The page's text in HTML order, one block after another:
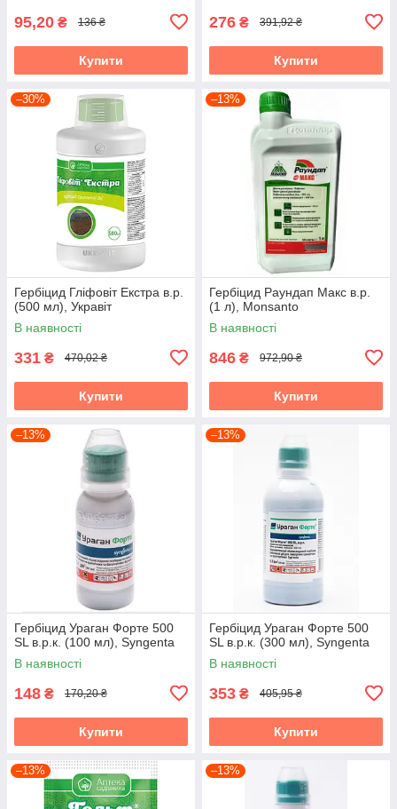
95,20 ₴ 136 ₴
Купити
276 ₴ 391,92 ₴
Купити
–30%
Гербіцид Гліфовіт Екстра в.р.
(500 мл), Укравіт
В наявності
331 ₴ 470,02 ₴
Купити
–13%
Гербіцид Раундап Макс в.р.
(1 л), Monsanto
В наявності
846 ₴ 972,90 ₴
Купити
–13%
Гербіцид Ураган Форте 500
SL в.р.к. (100 мл), Syngenta
В наявності
148 ₴ 170,20 ₴
Купити
–13%
Гербіцид Ураган Форте 500
SL в.р.к. (300 мл), Syngenta
В наявності
353 ₴ 405,95 ₴
Купити
–13% –13%